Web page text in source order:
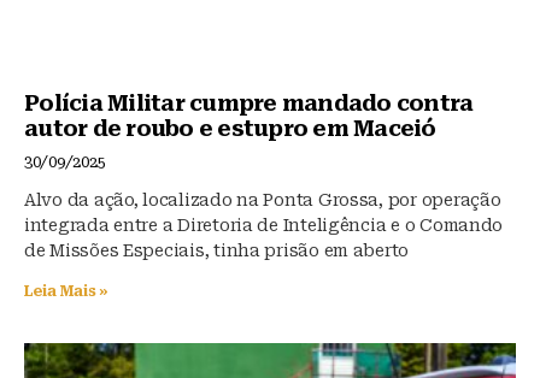
Polícia Militar cumpre mandado contra
autor de roubo e estupro em Maceió
30/09/2025
Alvo da ação, localizado na Ponta Grossa, por operação
integrada entre a Diretoria de Inteligência e o Comando
de Missões Especiais, tinha prisão em aberto
Leia Mais »